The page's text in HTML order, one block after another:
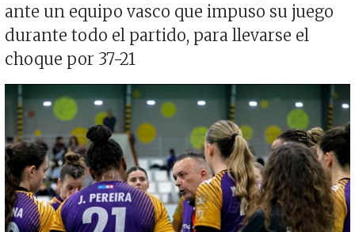
ante un equipo vasco que impuso su juego
durante todo el partido, para llevarse el
choque por 37-21
Imagen